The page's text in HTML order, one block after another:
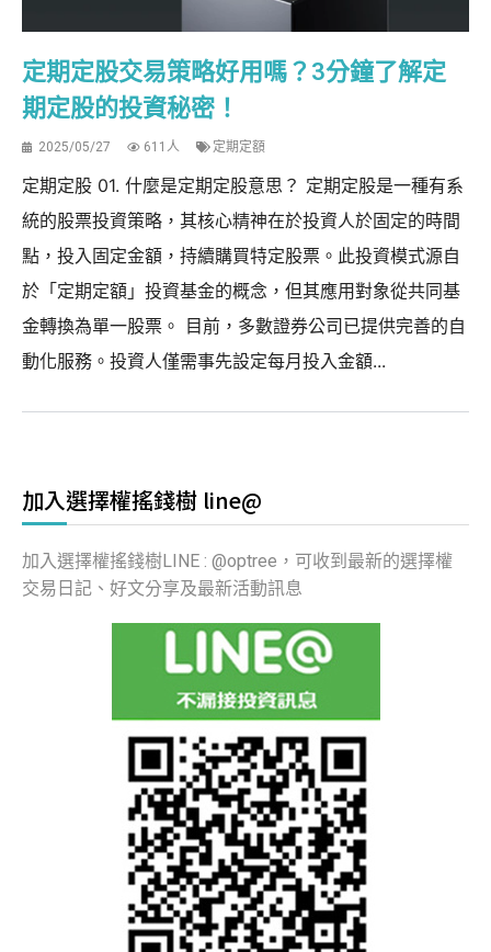
定期定股交易策略好用嗎？3分鐘了解定
期定股的投資秘密！
2025/05/27 611人 定期定額
定期定股 01. 什麼是定期定股意思？ 定期定股是一種有系
統的股票投資策略，其核心精神在於投資人於固定的時間
點，投入固定金額，持續購買特定股票。此投資模式源自
於「定期定額」投資基金的概念，但其應用對象從共同基
金轉換為單一股票。 目前，多數證券公司已提供完善的自
動化服務。投資人僅需事先設定每月投入金額...
加入選擇權搖錢樹 line@
加入選擇權搖錢樹LINE : @optree，可收到最新的選擇權
交易日記、好文分享及最新活動訊息